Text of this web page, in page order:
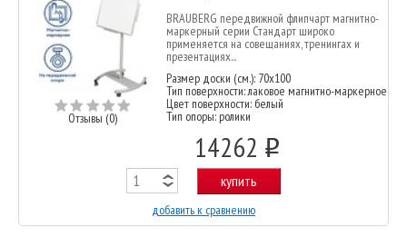
Отзывы (0)
BRAUBERG передвижной флипчарт магнитно-
маркерный серии Стандарт широко
применяется на совещаниях, тренингах и
презентациях...
Размер доски (см.): 70х100
Тип поверхности: лаковое магнитно-маркерное
Цвет поверхности: белый
Тип опоры: ролики
14262 o
купить
добавить к сравнению